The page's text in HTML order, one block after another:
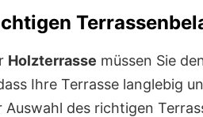
Holzterrasse müssen Sie
Ihre Terrasse langlebig
Auswahl des richtigen